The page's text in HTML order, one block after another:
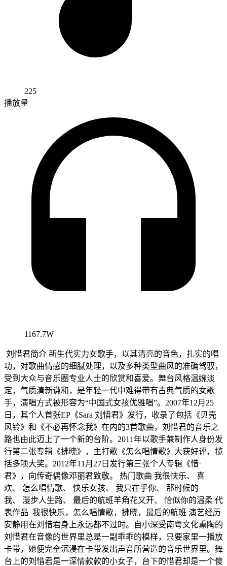
225
播放量
1167.7W
刘惜君简介 新生代实力女歌手，以其清亮的音色，扎实的唱
功，对歌曲情感的细腻处理，以及多种类型曲风的准确驾驭，
受到大众与音乐圈专业人士的欣赏和喜爱。舞台风格温婉淡
定，气质清新谦和，是年轻一代中难得带有古典气质的女歌
手，演唱方式被形容为“中国式女孩优雅唱”。2007年12月25
日，其个人首张EP《Sara 刘惜君》发行，收录了包括《贝壳
风铃》和《不必再怀念我》在内的3首歌曲，刘惜君的音乐之
路也由此迈上了一个新的台阶。2011年以歌手兼制作人身份发
行第二张专辑《拂晓》，主打歌《怎么唱情歌》大获好评，揽
括多项大奖。2012年11月27日发行第三张个人专辑《惜·
君》，向传奇偶像邓丽君致敬。 热门歌曲 我很快乐、 喜
欢、 怎么唱情歌、 快乐女孩、 我只在乎你、 那时候的
我、 漫步人生路、 最后的航班羊角花又开、 恰似你的温柔 代
表作品 我很快乐，怎么唱情歌，拂晓，最后的航班 演艺经历
安静用在刘惜君身上永远都不过时。自小深受南粤文化熏陶的
刘惜君在音像的世界里总是一副乖乖的模样，只要家里一播放
卡带，她便完全沉浸在卡带发出声音所营造的音乐世界里。舞
台上的刘惜君是一深情款款的小女子，台下的惜君却是一个傻